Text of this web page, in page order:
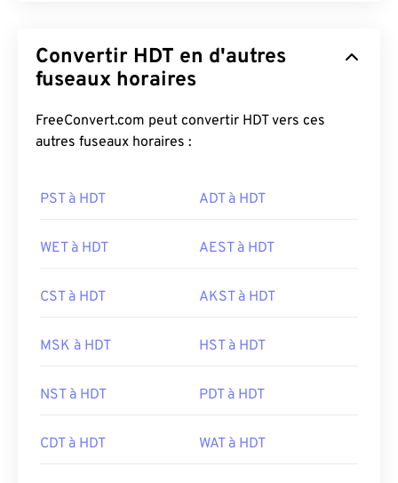
Convertir HDT en d'autres
fuseaux horaires
FreeConvert.com peut convertir HDT vers ces
autres fuseaux horaires :
PST à HDT ADT à HDT
WET à HDT AEST à HDT
CST à HDT AKST à HDT
MSK à HDT HST à HDT
NST à HDT PDT à HDT
CDT à HDT WAT à HDT